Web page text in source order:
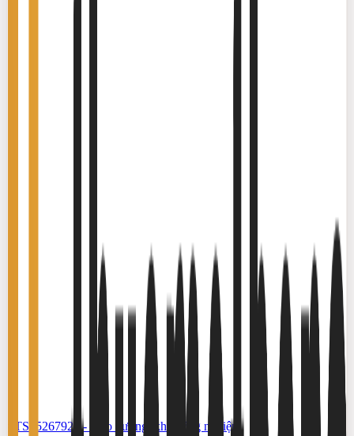
#TS65267922 -
Kho xưởng, khu công nghiệp